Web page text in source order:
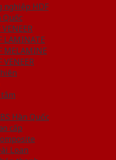
nghiệp HDF
Quốc
LAMINATE
MELAMINE
Hàn Quốc
cấp
Loan